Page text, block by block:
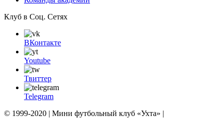
Клуб в Соц. Сетях
ВКонтакте
Youtube
Твиттер
Telegram
© 1999-2020 | Мини футбольный клуб «Ухта» |